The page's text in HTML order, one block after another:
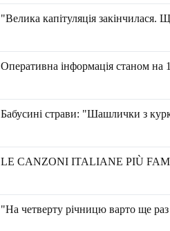
"Велика капітуляція закінчилася.
Оперативна інформація станом на
Бабусині страви: "Шашлички з
LE CANZONI ITALIANE PIÙ
"На четверту річницю варто ще